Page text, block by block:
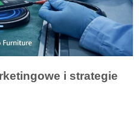
i strategie